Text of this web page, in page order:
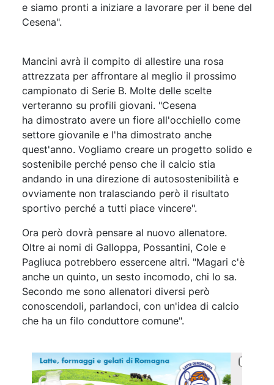
e siamo pronti a iniziare a lavorare per il bene del
Cesena".
Mancini avrà il compito di allestire una rosa
attrezzata per affrontare al meglio il prossimo
campionato di Serie B. Molte delle scelte
verteranno su profili giovani. "Cesena
ha dimostrato avere un fiore all'occhiello come
settore giovanile e l'ha dimostrato anche
quest'anno. Vogliamo creare un progetto solido e
sostenibile perché penso che il calcio stia
andando in una direzione di autosostenibilità e
ovviamente non tralasciando però il risultato
sportivo perché a tutti piace vincere".
Ora però dovrà pensare al nuovo allenatore.
Oltre ai nomi di Galloppa, Possantini, Cole e
Pagliuca potrebbero essercene altri. "Magari c'è
anche un quinto, un sesto incomodo, chi lo sa.
Secondo me sono allenatori diversi però
conoscendoli, parlandoci, con un'idea di calcio
che ha un filo conduttore comune".